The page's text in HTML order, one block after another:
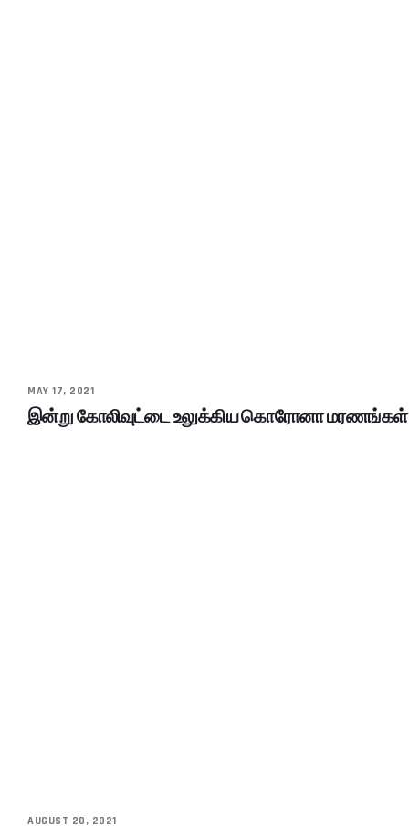
MAY 17, 2021
இன்று கோலிவுட்டை உலுக்கிய கொரோனா மரணங்கள்
AUGUST 20, 2021